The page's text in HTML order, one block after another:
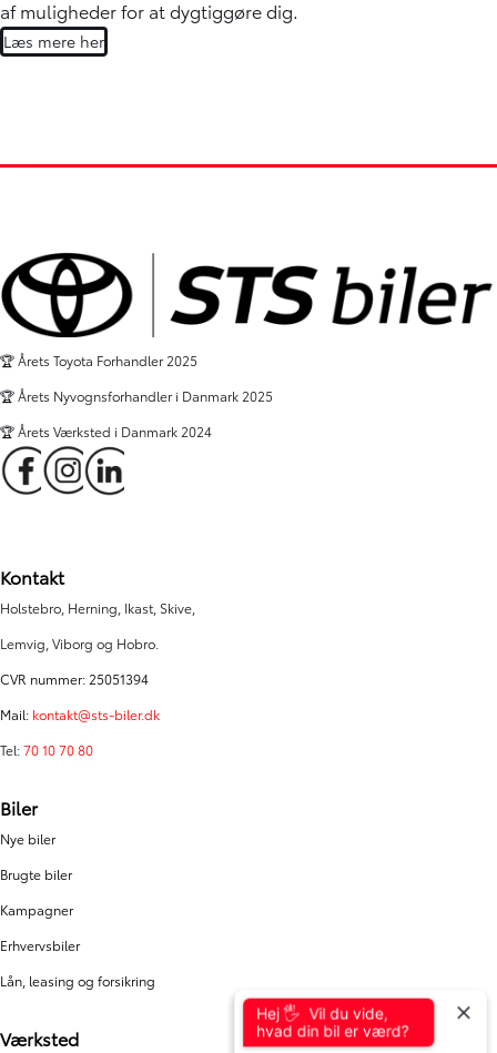
af muligheder for at dygtiggøre dig.
Læs mere her
🏆 Årets Toyota Forhandler 2025
🏆 Årets Nyvognsforhandler i Danmark 2025
🏆 Årets Værksted i Danmark 2024
Kontakt
Holstebro, Herning, Ikast, Skive,
Lemvig, Viborg og Hobro.
CVR nummer: 25051394
Mail: kontakt@sts-biler.dk
Tel:70 10 70 80
Biler
Nye biler
Brugte biler
Kampagner
Erhvervsbiler
Lån, leasing og forsikring
Værksted
Hej 🖐 Vil du vide,
hvad din bil er værd?